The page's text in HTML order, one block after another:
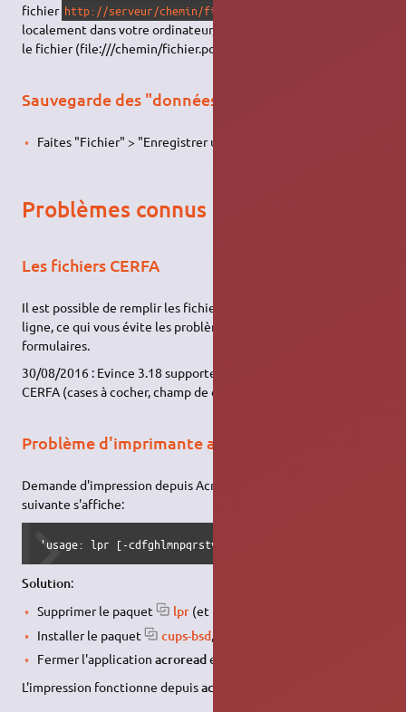
fichier http://serveur/chemin/fichier.pdf
localement dans votre ordinateur, en précisant le chemin vers
le fichier (file:///chemin/fichier.pdf).
Sauvegarde des "données du formulaire"
Faites "Fichier" > "Enregistrer une copie…"
Problèmes connus
Les fichiers CERFA
Il est possible de remplir les fichiers CERFA directement en
ligne, ce qui vous évite les problèmes liés à ce type de
formulaires.
30/08/2016 : Evince 3.18 supporte assez bien les formulaires
CERFA (cases à cocher, champ de code postal…)
Problème d'imprimante avec Acrobat Reader
Demande d'impression depuis Acrobat Reader et l'erreur
suivante s'affiche:
'usage: lpr [-cdfghlmnpqrstv] [-#num] [-1234 font] [-
Solution:
Supprimer le paquet
lpr (et le paquet
Installer le paquet
cups-bsd
Fermer l'application acroreadet la relancer.
L'impression fonctionne depuisacroread